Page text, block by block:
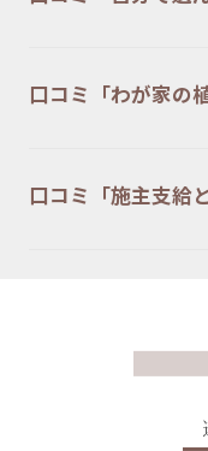
口コミ「わが家の
口コミ「施主支給